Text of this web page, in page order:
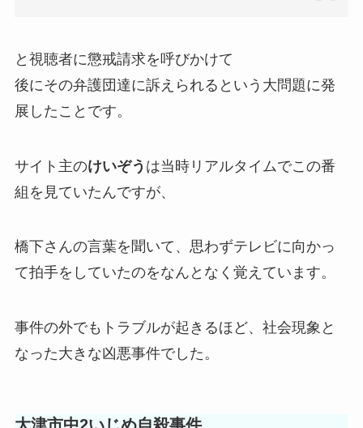
と視聴者に懲戒請求を呼びかけて
後にその弁護団達に訴えられるという大問題に発
展したことです。
サイト主のけいぞう は当時リアルタイムでこの番
組を見ていたんですが、
橋下さんの言葉を聞いて、思わずテレビに向かっ
て拍手をしていたのをなんとなく覚えています。
事件の外でもトラブルが起きるほど、社会現象と
なった大きな凶悪事件でした。